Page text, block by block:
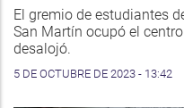
El gremio de estudiantes
San Martín ocupó el
desalojó.
5 DE OCTUBRE DE 2023 - 13:42